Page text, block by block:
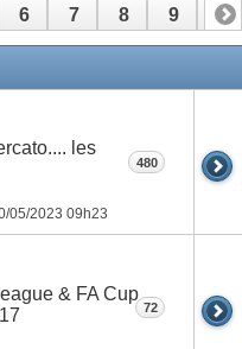
6 7 8 9 10
les
05/2023 09h23
480
& FA Cup
72